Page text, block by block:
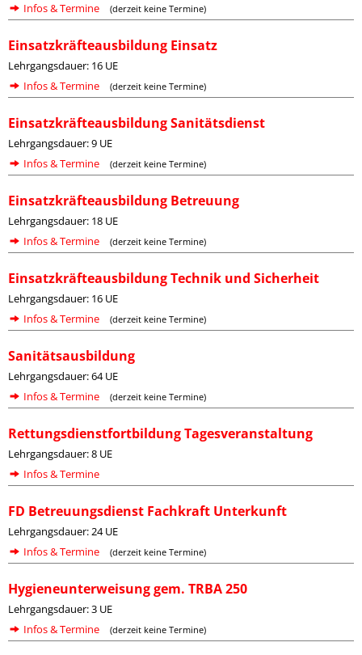
Infos & Termine
(derzeit keine Termine)
Einsatzkräfteausbildung Einsatz
Lehrgangsdauer: 16 UE
Infos & Termine
(derzeit keine Termine)
Einsatzkräfteausbildung Sanitätsdienst
Lehrgangsdauer: 9 UE
Infos & Termine
(derzeit keine Termine)
Einsatzkräfteausbildung Betreuung
Lehrgangsdauer: 18 UE
Infos & Termine
(derzeit keine Termine)
Einsatzkräfteausbildung Technik und Sicherheit
Lehrgangsdauer: 16 UE
Infos & Termine
(derzeit keine Termine)
Sanitätsausbildung
Lehrgangsdauer: 64 UE
Infos & Termine
(derzeit keine Termine)
Rettungsdienstfortbildung Tagesveranstaltung
Lehrgangsdauer: 8 UE
Infos & Termine
FD Betreuungsdienst Fachkraft Unterkunft
Lehrgangsdauer: 24 UE
Infos & Termine
(derzeit keine Termine)
Hygieneunterweisung gem. TRBA 250
Lehrgangsdauer: 3 UE
Infos & Termine
(derzeit keine Termine)